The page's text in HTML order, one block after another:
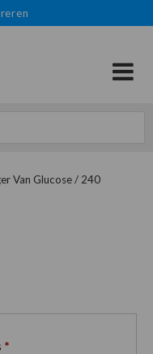
Van Glucose / 240
*